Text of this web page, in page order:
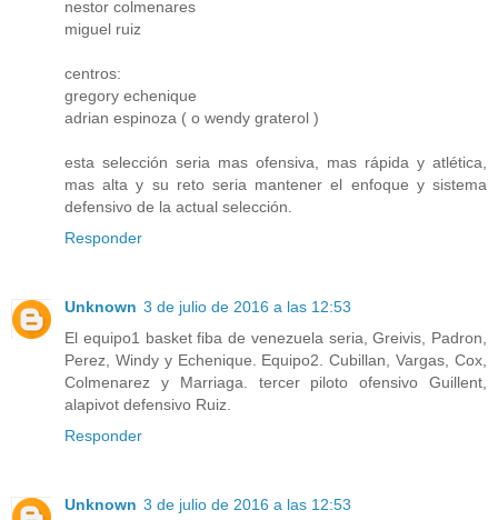
nestor colmenares
miguel ruiz
centros:
gregory echenique
adrian espinoza ( o wendy graterol )
esta selección seria mas ofensiva, mas rápida y atlética,
mas alta y su reto seria mantener el enfoque y sistema
defensivo de la actual selección.
Responder
Unknown 3 de julio de 2016 a las 12:53
El equipo1 basket fiba de venezuela seria, Greivis, Padron,
Perez, Windy y Echenique. Equipo2. Cubillan, Vargas, Cox,
Colmenarez y Marriaga. tercer piloto ofensivo Guillent,
alapivot defensivo Ruiz.
Responder
Unknown 3 de julio de 2016 a las 12:53